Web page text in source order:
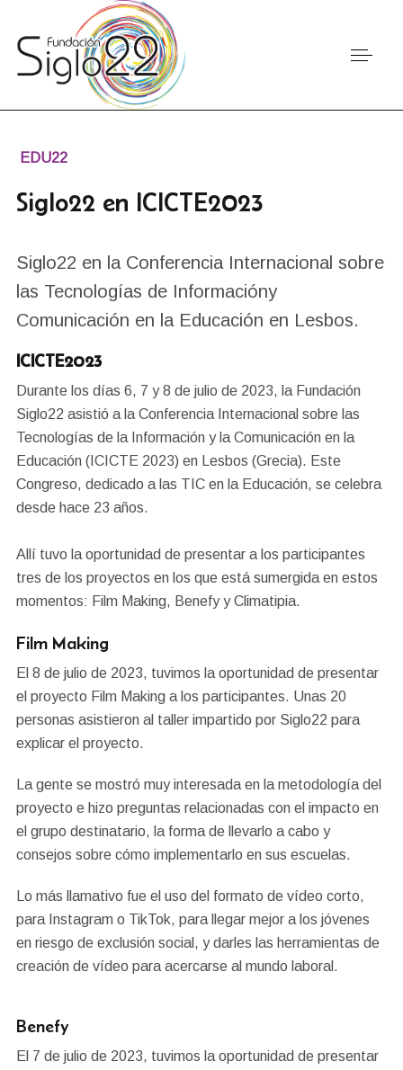
EDU22
Siglo22 en ICICTE2023
Siglo22 en la Conferencia Internacional sobre
las Tecnologías de Informacióny
Comunicación en la Educación en Lesbos.
ICICTE2023
Durante los días 6, 7 y 8 de julio de 2023, la Fundación
Siglo22 asistió a la Conferencia Internacional sobre las
Tecnologías de la Información y la Comunicación en la
Educación (ICICTE 2023) en Lesbos (Grecia). Este
Congreso, dedicado a las TIC en la Educación, se celebra
desde hace 23 años.
Allí tuvo la oportunidad de presentar a los participantes
tres de los proyectos en los que está sumergida en estos
momentos: Film Making, Benefy y Climatipia.
Film Making
El 8 de julio de 2023, tuvimos la oportunidad de presentar
el proyecto Film Making a los participantes. Unas 20
personas asistieron al taller impartido por Siglo22 para
explicar el proyecto.
La gente se mostró muy interesada en la metodología del
proyecto e hizo preguntas relacionadas con el impacto en
el grupo destinatario, la forma de llevarlo a cabo y
consejos sobre cómo implementarlo en sus escuelas.
Lo más llamativo fue el uso del formato de vídeo corto,
para Instagram o TikTok, para llegar mejor a los jóvenes
en riesgo de exclusión social, y darles las herramientas de
creación de vídeo para acercarse al mundo laboral.
Benefy
El 7 de julio de 2023, tuvimos la oportunidad de presentar